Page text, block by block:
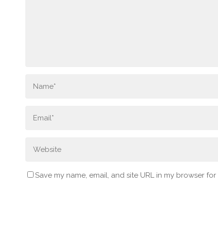
Save my name, email, and site URL in my browser